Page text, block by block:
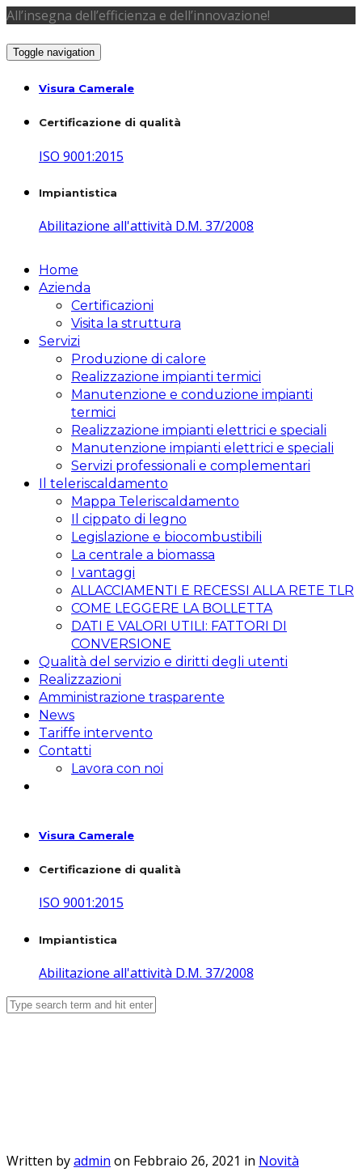
All’insegna dell’efficienza e dell’innovazione!
Toggle navigation
Visura Camerale
Certificazione di qualità
ISO 9001:2015
Impiantistica
Abilitazione all'attività D.M. 37/2008
Home
Azienda
Certificazioni
Visita la struttura
Servizi
Produzione di calore
Realizzazione impianti termici
Manutenzione e conduzione impianti
termici
Realizzazione impianti elettrici e speciali
Manutenzione impianti elettrici e speciali
Servizi professionali e complementari
Il teleriscaldamento
Mappa Teleriscaldamento
Il cippato di legno
Legislazione e biocombustibili
La centrale a biomassa
I vantaggi
ALLACCIAMENTI E RECESSI ALLA RETE TLR
COME LEGGERE LA BOLLETTA
DATI E VALORI UTILI: FATTORI DI
CONVERSIONE
Qualità del servizio e diritti degli utenti
Realizzazioni
Amministrazione trasparente
News
Tariffe intervento
Contatti
Lavora con noi
Visura Camerale
Certificazione di qualità
ISO 9001:2015
Impiantistica
Abilitazione all'attività D.M. 37/2008
Written byadmin on Febbraio 26, 2021 in Novità